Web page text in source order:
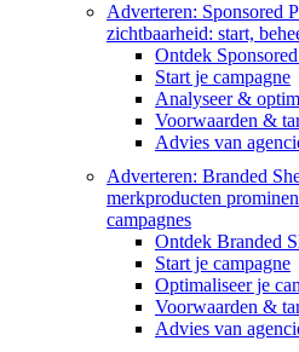
Adverteren: Sponsored
zichtbaarheid: start,
Ontdek
Start je campagne
Analyseer &
Voorwaarden &
Advies van
Adverteren: Branded
merkproducten
campagnes
Ontdek Branded
Start je campagne
Optimaliseer je
Voorwaarden &
Advies van